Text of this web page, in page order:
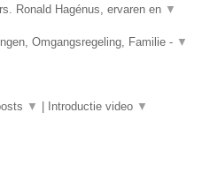
Ronald Hagénus, ervaren en ▼
Omgangsregeling, Familie - ▼
▼ Introductie video ▼